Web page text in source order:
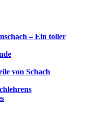
– Ein toller
von Schach‎